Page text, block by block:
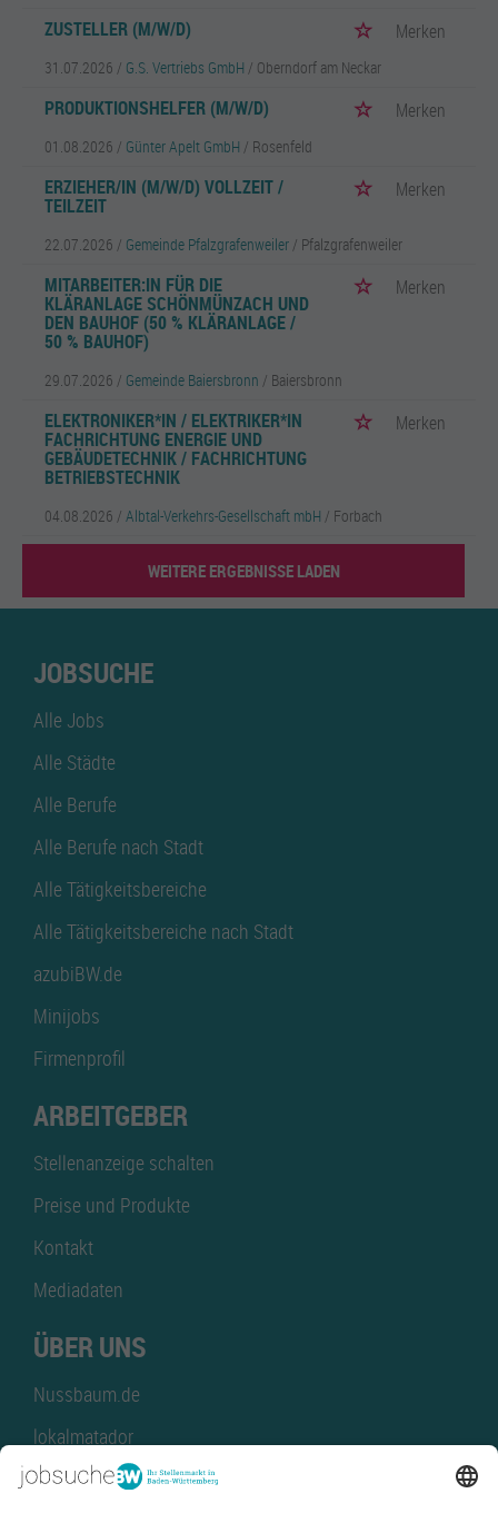
ZUSTELLER (M/W/D) Merken
31.07.2026 / G.S. Vertriebs GmbH / Oberndorf am Neckar
PRODUKTIONSHELFER (M/W/D) Merken
01.08.2026 / Günter Apelt GmbH / Rosenfeld
ERZIEHER/IN (M/W/D) VOLLZEIT /
TEILZEIT
Merken
22.07.2026 / Gemeinde Pfalzgrafenweiler / Pfalzgrafenweiler
MITARBEITER:IN FÜR DIE
KLÄRANLAGE SCHÖNMÜNZACH UND
DEN BAUHOF (50 % KLÄRANLAGE /
50 % BAUHOF)
Merken
29.07.2026 / Gemeinde Baiersbronn / Baiersbronn
ELEKTRONIKER*IN / ELEKTRIKER*IN
FACHRICHTUNG ENERGIE UND
GEBÄUDETECHNIK / FACHRICHTUNG
BETRIEBSTECHNIK
Merken
04.08.2026 / Albtal-Verkehrs-Gesellschaft mbH / Forbach
WEITERE ERGEBNISSE LADEN
JOBSUCHE
Alle Jobs
Alle Städte
Alle Berufe
Alle Berufe nach Stadt
Alle Tätigkeitsbereiche
Alle Tätigkeitsbereiche nach Stadt
azubiBW.de
Minijobs
Firmenprofil
ARBEITGEBER
Stellenanzeige schalten
Preise und Produkte
Kontakt
Mediadaten
ÜBER UNS
Nussbaum.de
lokalmatador
kaufinBW